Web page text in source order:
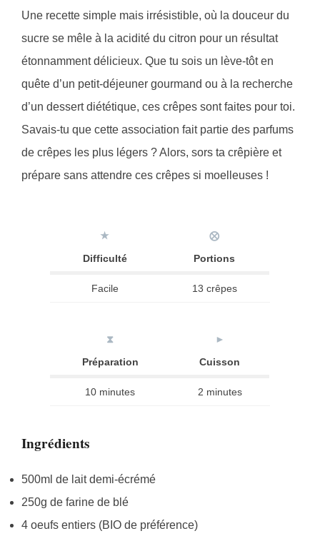
Une recette simple mais irrésistible, où la douceur du
sucre se mêle à la acidité du citron pour un résultat
étonnamment délicieux. Que tu sois un lève-tôt en
quête d’un petit-déjeuner gourmand ou à la recherche
d’un dessert diététique, ces crêpes sont faites pour toi.
Savais-tu que cette association fait partie des parfums
de crêpes les plus légers ? Alors, sors ta crêpière et
prépare sans attendre ces crêpes si moelleuses !
★
Difficulté
⨂
Portions
Facile 13 crêpes
⧗
Préparation
►
Cuisson
10 minutes 2 minutes
Ingrédients
500ml de lait demi-écrémé
250g de farine de blé
4 oeufs entiers (BIO de préférence)